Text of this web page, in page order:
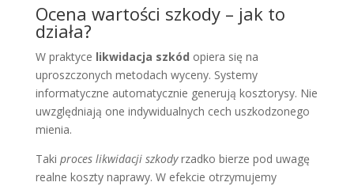
Ocena wartości szkody – jak to
działa?
W praktyce likwidacja szkód opiera się na
uproszczonych metodach wyceny. Systemy
informatyczne automatycznie generują kosztorysy. Nie
uwzględniają one indywidualnych cech uszkodzonego
mienia.
Taki proces likwidacji szkodyrzadko bierze pod uwagę
realne koszty naprawy. W efekcie otrzymujemy